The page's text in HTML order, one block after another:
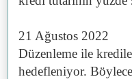
21 Ağustos 2022
Düzenleme ile
hedefleniyor.